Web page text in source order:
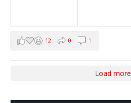
12 0 1
Load more